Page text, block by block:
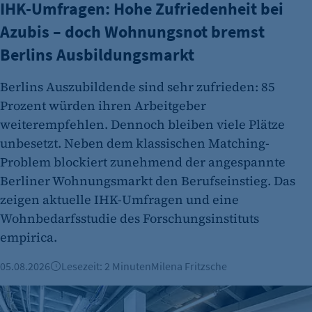
Zweck:
Erkennung, ob bei dem Besucher die
Scrolltiefe gemessen wird.
24 Std.
IHK-Umfragen: Hohe Zufriedenheit bei
Azubis – doch Wohnungsnot bremst
Berlins Ausbildungsmarkt
Berlins Auszubildende sind sehr zufrieden: 85
Prozent würden ihren Arbeitgeber
weiterempfehlen. Dennoch bleiben viele Plätze
unbesetzt. Neben dem klassischen Matching-
Problem blockiert zunehmend der angespannte
Berliner Wohnungsmarkt den Berufseinstieg. Das
zeigen aktuelle IHK-Umfragen und eine
Wohnbedarfsstudie des Forschungsinstituts
empirica.
05.08.2026 Lesezeit: 2 MinutenMilena Fritzsche
Büroimmobilien Berlin: Starkes Wachstum im ersten